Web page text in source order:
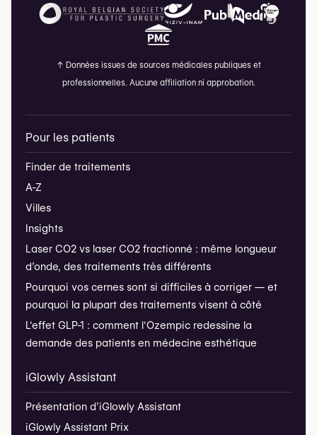
↑ Données issues de sources médicales publiques et
professionnelles. Aucune affiliation ni approbation.
Pour les patients
Finder de traitements
A-Z
Villes
Insights
Laser CO2 vs laser CO2 fractionné : même longueur
d’onde, des traitements très différents
Pourquoi vos cernes sont si difficiles à corriger — et
pourquoi la plupart des traitements visent à côté
L'effet GLP-1 : comment l'Ozempic redessine la
demande des patients en médecine esthétique
iGlowly Assistant
Présentation d’iGlowly Assistant
iGlowly Assistant Prix